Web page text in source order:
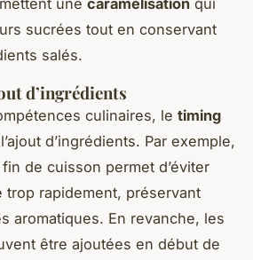
une caramélisation qui
sucrées tout en conservant
salés.
d’ingrédients
culinaires, le timing
d’ingrédients. Par exemple,
de cuisson permet d’éviter
trop rapidement, préservant
aromatiques. En revanche, les
être ajoutées en début de